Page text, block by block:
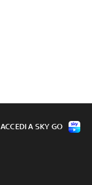
ACCEDI A SKY GO